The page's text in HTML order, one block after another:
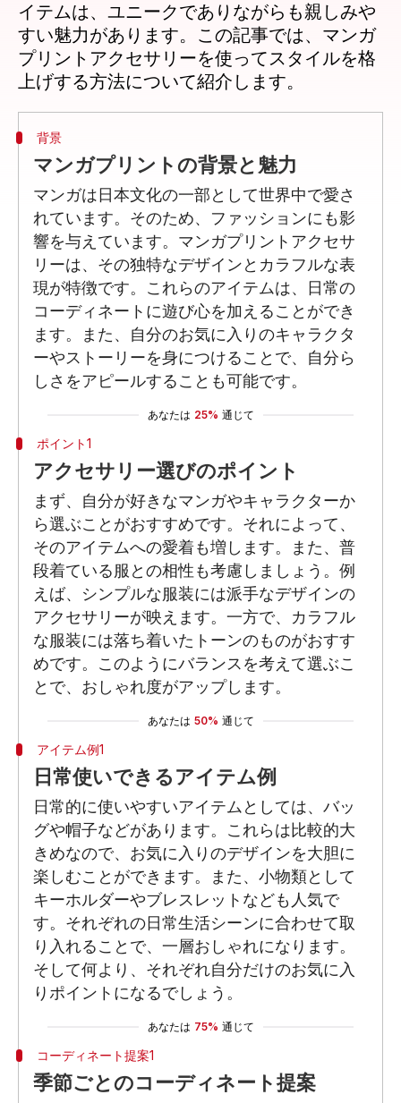
イテムは、ユニークでありながらも親しみや
すい魅力があります。この記事では、マンガ
プリントアクセサリーを使ってスタイルを格
背景
マンガプリントの背景と魅力
マンガは日本文化の一部として世界中で愛さ
れています。そのため、ファッションにも影
響を与えています。マンガプリントアクセサ
リーは、その独特なデザインとカラフルな表
現が特徴です。これらのアイテムは、日常の
コーディネートに遊び心を加えることができ
ます。また、自分のお気に入りのキャラクタ
ーやストーリーを身につけることで、自分ら
しさをアピールすることも可能です。
あなたは 25% 通じて
ポイント1
アクセサリー選びのポイント
まず、自分が好きなマンガやキャラクターか
ら選ぶことがおすすめです。それによって、
そのアイテムへの愛着も増します。また、普
段着ている服との相性も考慮しましょう。例
えば、シンプルな服装には派手なデザインの
アクセサリーが映えます。一方で、カラフル
な服装には落ち着いたトーンのものがおすす
めです。このようにバランスを考えて選ぶこ
とで、おしゃれ度がアップします。
あなたは 50% 通じて
アイテム例1
日常使いできるアイテム例
日常的に使いやすいアイテムとしては、バッ
グや帽子などがあります。これらは比較的大
きめなので、お気に入りのデザインを大胆に
楽しむことができます。また、小物類として
キーホルダーやブレスレットなども人気で
す。それぞれの日常生活シーンに合わせて取
り入れることで、一層おしゃれになります。
そして何より、それぞれ自分だけのお気に入
りポイントになるでしょう。
あなたは 75% 通じて
コーディネート提案1
季節ごとのコーディネート提案